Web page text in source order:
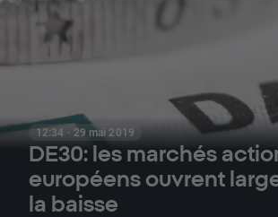
12:34 · 29 mai 2019
DE30: les marchés
européens ouvrent
la baisse